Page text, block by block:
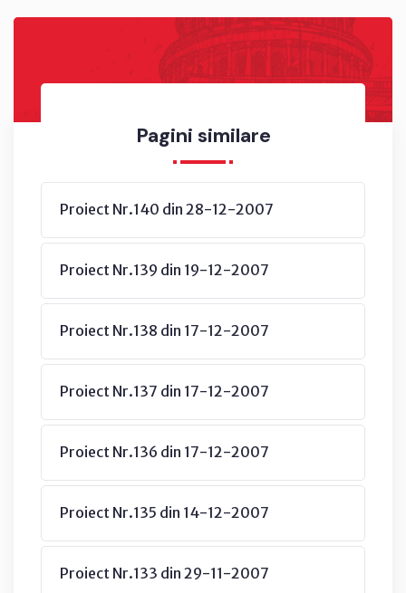
Pagini similare
Proiect Nr.140 din 28-12-2007
Proiect Nr.139 din 19-12-2007
Proiect Nr.138 din 17-12-2007
Proiect Nr.137 din 17-12-2007
Proiect Nr.136 din 17-12-2007
Proiect Nr.135 din 14-12-2007
Proiect Nr.133 din 29-11-2007